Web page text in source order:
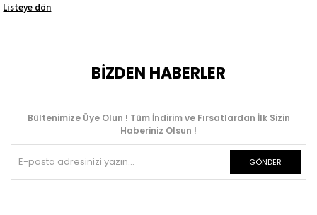
Listeye dön
BİZDEN HABERLER
Bültenimize Üye Olun ! Tüm İndirim ve Fırsatlardan İlk Sizin
Haberiniz Olsun !
GÖNDER